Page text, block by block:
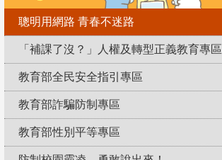
聰明用網路 青春不迷路
「補課了沒？」人權及轉型正義教育專區
教育部全民安全指引專區
教育部詐騙防制專區
教育部性別平等專區